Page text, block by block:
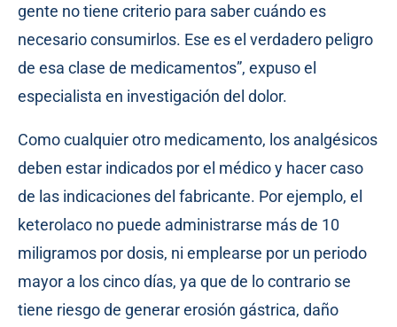
gente no tiene criterio para saber cuándo es
necesario consumirlos. Ese es el verdadero peligro
de esa clase de medicamentos”, expuso el
especialista en investigación del dolor.
Como cualquier otro medicamento, los analgésicos
deben estar indicados por el médico y hacer caso
de las indicaciones del fabricante. Por ejemplo, el
keterolaco no puede administrarse más de 10
miligramos por dosis, ni emplearse por un periodo
mayor a los cinco días, ya que de lo contrario se
tiene riesgo de generar erosión gástrica, daño